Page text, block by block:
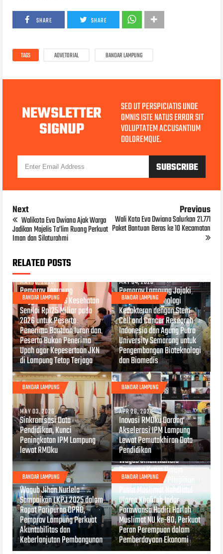
SHARE SHARE
TAGS ADVETORIAL BANDAR LAMPUNG
NEWSLETTER
SIGNUP
SED UT PERSPICIATIS UNDE
OMNIS ISTE NATUS ERROR SIT
VOLUPTATEM ACCUSANTIUM
DOLOREMQUE.
Next
Walikota Eva Dwiana Ajak Warga
Jadikan Majelis Ta’lim Ruang Perkuat
Iman dan Silaturahmi
Previous
Wali Kota Eva Dwiana Salurkan 21.771
Paket Bantuan Beras ke 10 Kecamatan
RELATED POSTS
BANDAR LAMPUNG
MAY 18, 2026
Pemprov Lampung
Anggarkan BPJS Kesehatan
Senilai Rp125 Miliar pada
2026 untuk Peserta
Penerima Bantuan Iuran dan
Peserta Bukan Penerima
Upah agar Kepesertaan JKN
di Lampung Tetap Terjaga
BANDAR LAMPUNG
MAY 04, 2026
Pemprov Lampung Jajaki
Kerja Sama Teknologi
Kedokteran dengan Stem
Cell and Cancer Research
Indonesia dan Agung Putra
University Semarang untuk
Pengembangan Bioteknologi
dan Biomedis
BANDAR LAMPUNG
MAY 03, 2026
Sinkronisasi Data
Pendidikan, Kunci
Peningkatan IPM Lampung
lewat RMDku
BANDAR LAMPUNG
APR 28, 2026
Inovasi RMDku Dorong
Akselerasi IPM Lampung
Lewat Pemutakhiran Data
Pendidikan
BANDAR LAMPUNG
APR 27, 2026
Wagub Jihan Nurlela
Sampaikan LKPJ 2025 dalam
Rapat Paripurna DPRD,
Pemprov Lampung Perkuat
Akuntabilitas dan
Keberlanjutan Pembangunan
BANDAR LAMPUNG
APR 27, 2026
Wagub Jihan Nurlela
Bersama Ketua Umum
Dewan Pembina Pimpinan
Pusat Muslimat Nahdlatul
Ulama Khofifah Indar
Parawansa Hadiri Harlah
Muslimat NU ke-80, Perkuat
Peran Perempuan dalam
Pemberdayaan Ekonomi